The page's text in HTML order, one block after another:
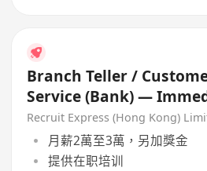
Branch Teller /
Service (Bank) —
Hiring
Recruit Express (Hong Kong)
月薪2萬至3萬，另加獎金
提供在职培训